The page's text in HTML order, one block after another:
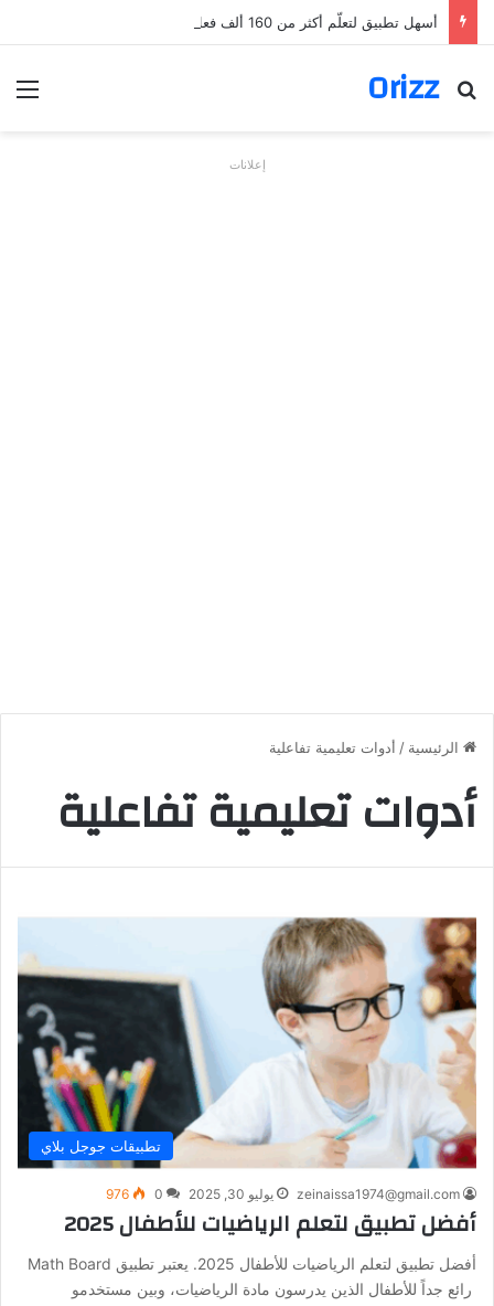
أسهل تطبيق لتعلّم أكثر من 160 ألف فعل بالألمانية
Orizz
بحث عن
إعلانات
الرئيسية / أدوات تعليمية تفاعلية
أدوات تعليمية تفاعلية
تطبيقات جوجل بلاي
zeinaissa1974@gmail.com يوليو 30, 2025 0
976
أفضل تطبيق لتعلم الرياضيات للأطفال 2025
أفضل تطبيق لتعلم الرياضيات للأطفال 2025. يعتبر تطبيق Math Board
رائع جداً للأطفال الذين يدرسون مادة الرياضيات، وبين مستخدمو